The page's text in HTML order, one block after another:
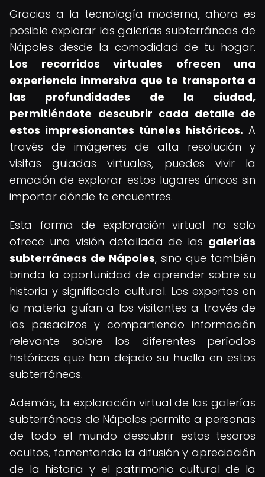
Gracias a la tecnología moderna, ahora es
posible explorar las galerías subterráneas de
Nápoles desde la comodidad de tu hogar.
Los recorridos virtuales ofrecen una
experiencia inmersiva que te transporta a
las profundidades de la ciudad,
permitiéndote descubrir cada detalle de
estos impresionantes túneles históricos. A
través de imágenes de alta resolución y
visitas guiadas virtuales, puedes vivir la
emoción de explorar estos lugares únicos sin
importar dónde te encuentres.
Esta forma de exploración virtual no solo
ofrece una visión detallada de las galerías
subterráneas de Nápoles, sino que también
brinda la oportunidad de aprender sobre su
historia y significado cultural. Los expertos en
la materia guían a los visitantes a través de
los pasadizos y compartiendo información
relevante sobre los diferentes períodos
históricos que han dejado su huella en estos
subterráneos.
Además, la exploración virtual de las galerías
subterráneas de Nápoles permite a personas
de todo el mundo descubrir estos tesoros
ocultos, fomentando la difusión y apreciación
de la historia y el patrimonio cultural de la